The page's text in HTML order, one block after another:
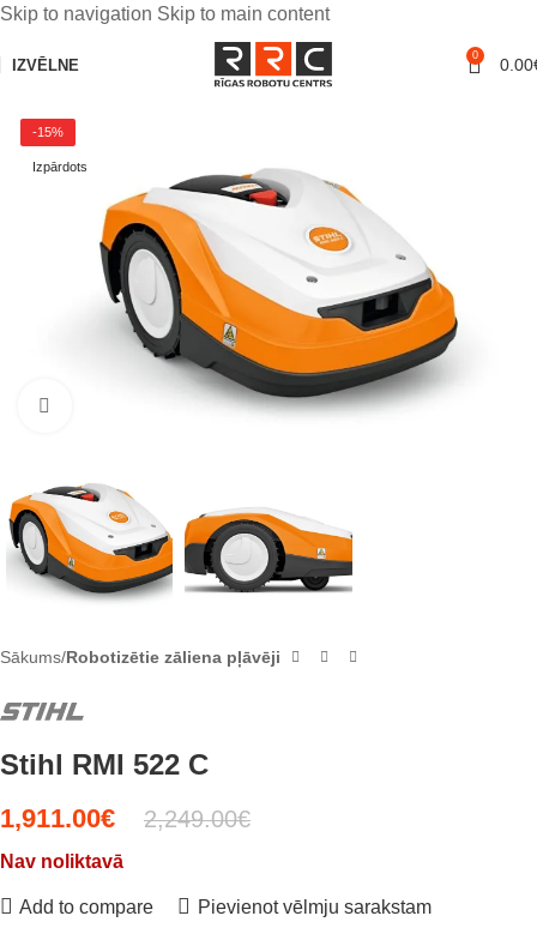
Skip to navigation Skip to main content
IZVĒLNE
0 0.00
-15%
Izpārdots
Noklikšķiniet, lai palielinātu
Sākums Robotizētie zāliena pļāvēji
Stihl RMI 522 C
2,249.00€
1,911.00€
Nav noliktavā
Add to compare Pievienot vēlmju sarakstam